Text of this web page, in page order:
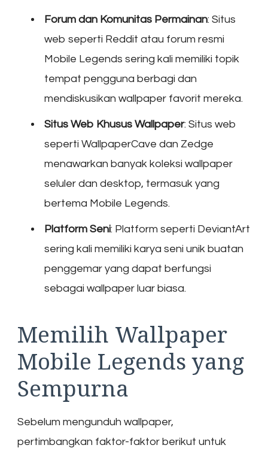
Forum dan Komunitas Permainan: Situs
web seperti Reddit atau forum resmi
Mobile Legends sering kali memiliki topik
tempat pengguna berbagi dan
mendiskusikan wallpaper favorit mereka.
Situs Web Khusus Wallpaper: Situs web
seperti WallpaperCave dan Zedge
menawarkan banyak koleksi wallpaper
seluler dan desktop, termasuk yang
bertema Mobile Legends.
Platform Seni: Platform seperti DeviantArt
sering kali memiliki karya seni unik buatan
penggemar yang dapat berfungsi
sebagai wallpaper luar biasa.
Memilih Wallpaper
Mobile Legends yang
Sempurna
Sebelum mengunduh wallpaper,
pertimbangkan faktor-faktor berikut untuk